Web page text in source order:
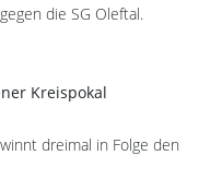
die SG Oleftal.
Kreispokal
dreimal in Folge den